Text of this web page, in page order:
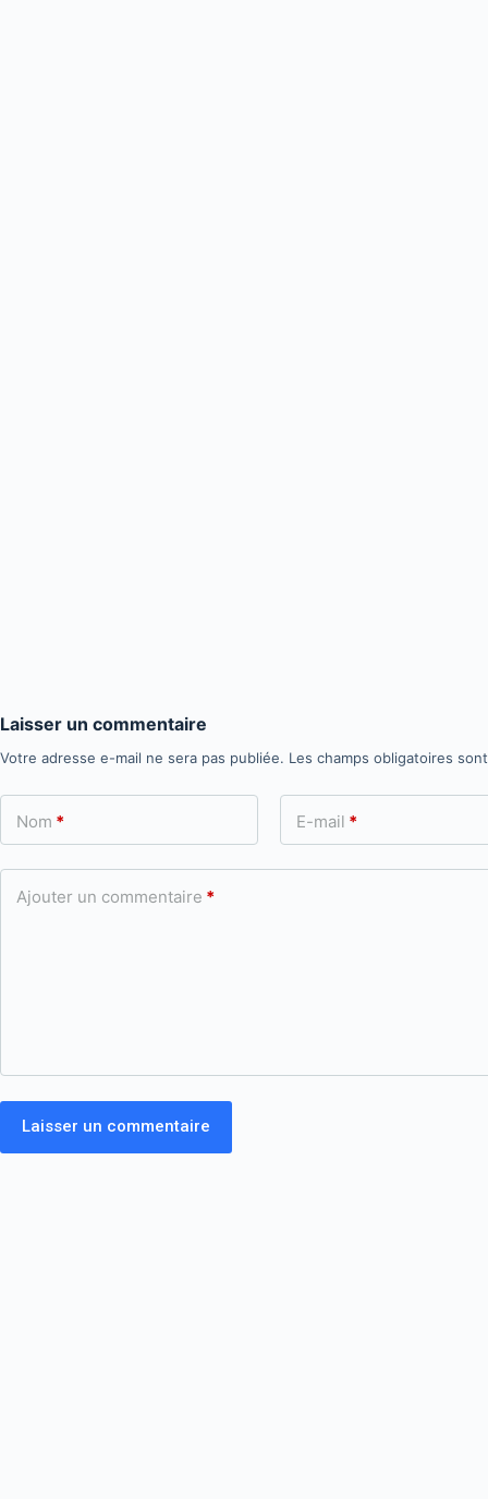
Laisser un commentaire
Votre adresse e-mail ne sera pas publiée. Les champs obligatoires
Nom * E-mail *
Ajouter un commentaire *
Laisser un commentaire